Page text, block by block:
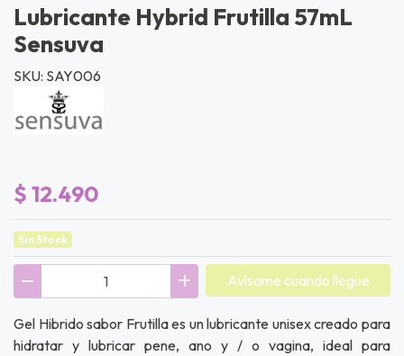
Lubricante Hybrid Frutilla 57mL
Sensuva
SKU: SAY006
$ 12.490
Sin Stock
Avísame cuando llegue
Gel Hibrido sabor Frutilla es un lubricante unisex creado para
hidratar y lubricar pene, ano y / o vagina, ideal para